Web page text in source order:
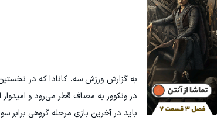
در ونکوور به مصاف قطر می‌رود و
باید در آخرین بازی مرحله گروهی برابر